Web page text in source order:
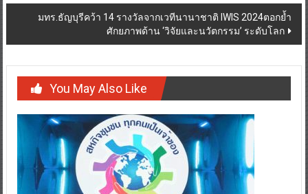
มทร.ธัญบุรีคว้า 14 รางวัลจากเวทีนานาชาติ IWIS 2024ตอกย้ำ
ศักยภาพด้าน ‘วิจัยและนวัตกรรม’ ระดับโลก
You May Also Like